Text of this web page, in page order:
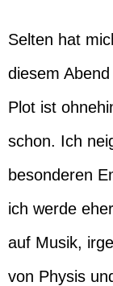
Selten hat
diesem
Plot ist
schon. Ich
besonderen
ich werde
auf Musik,
von Physis